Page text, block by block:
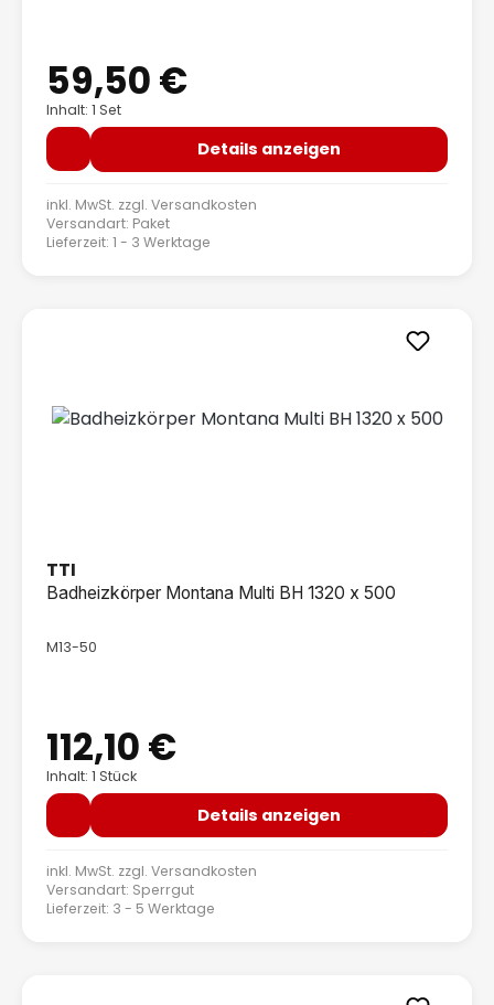
Regulärer Preis:
59,50 €
Inhalt: 1 Set
Details anzeigen
inkl. MwSt. zzgl. Versandkosten
Versandart: Paket
Lieferzeit: 1 - 3 Werktage
TTI
Badheizkörper Montana Multi BH 1320 x 500
M13-50
Regulärer Preis:
112,10 €
Inhalt: 1 Stück
Details anzeigen
inkl. MwSt. zzgl. Versandkosten
Versandart: Sperrgut
Lieferzeit: 3 - 5 Werktage